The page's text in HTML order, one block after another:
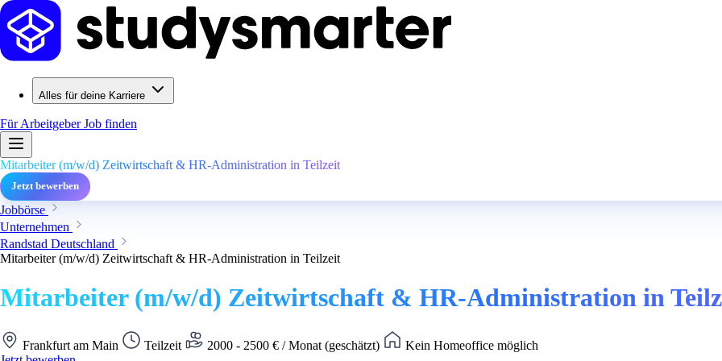
Alles für deine Karriere
Für ArbeitgeberJob finden
Mitarbeiter (m/w/d) Zeitwirtschaft & HR-Administration in Teilzeit
Jetzt bewerben
Jobbörse
Unternehmen
Randstad Deutschland
Mitarbeiter (m/w/d) Zeitwirtschaft & HR-Administration in Teilzeit
Mitarbeiter (m/w/d) Zeitwirtschaft & HR-Administration in
Frankfurt am Main Teilzeit 2000 - 2500 € / Monat (geschätzt)
Kein Homeoffice möglich